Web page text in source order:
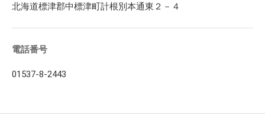
北海道標津郡中標津町計根別本通東２－４
電話番号
01537-8-2443